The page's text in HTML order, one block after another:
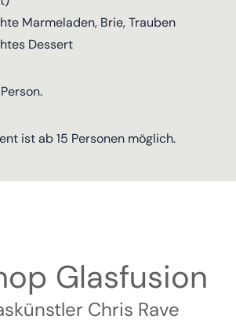
Marmeladen, Brie, Trauben
Dessert
ist ab 15 Personen möglich.
Glasfusion
Chris Rave